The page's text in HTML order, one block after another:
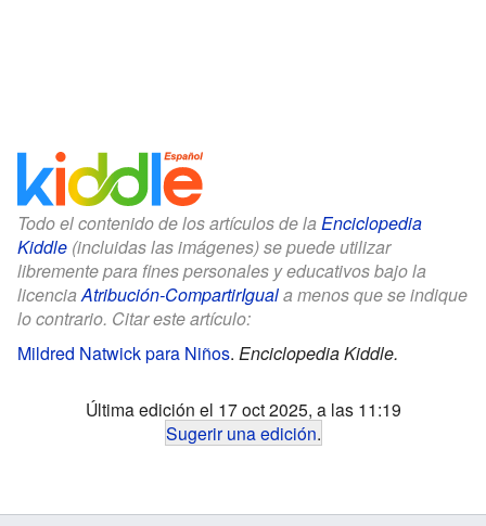
Todo el contenido de los artículos de la Enciclopedia
Kiddle (incluidas las imágenes) se puede utilizar
libremente para fines personales y educativos bajo la
licenciaAtribución-CompartirIguala menos que se indique
lo contrario. Citar este artículo:
Mildred Natwick para Niños. Enciclopedia Kiddle.
Última edición el 17 oct 2025, a las 11:19
Sugerir una edición.